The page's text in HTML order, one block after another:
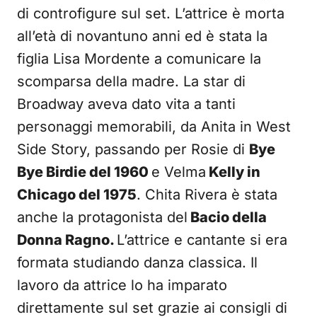
di controfigure sul set. L’attrice è morta
all’età di novantuno anni ed è stata la
figlia Lisa Mordente a comunicare la
scomparsa della madre. La star di
Broadway aveva dato vita a tanti
personaggi memorabili, da Anita in West
Side Story, passando per Rosie di Bye
Bye Birdie del 1960 e Velma Kelly in
Chicago del 1975. Chita Rivera è stata
anche la protagonista del Bacio della
Donna Ragno. L’attrice e cantante si era
formata studiando danza classica. Il
lavoro da attrice lo ha imparato
direttamente sul set grazie ai consigli di